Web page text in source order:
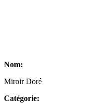
Nom:
Miroir Doré
Catégorie: